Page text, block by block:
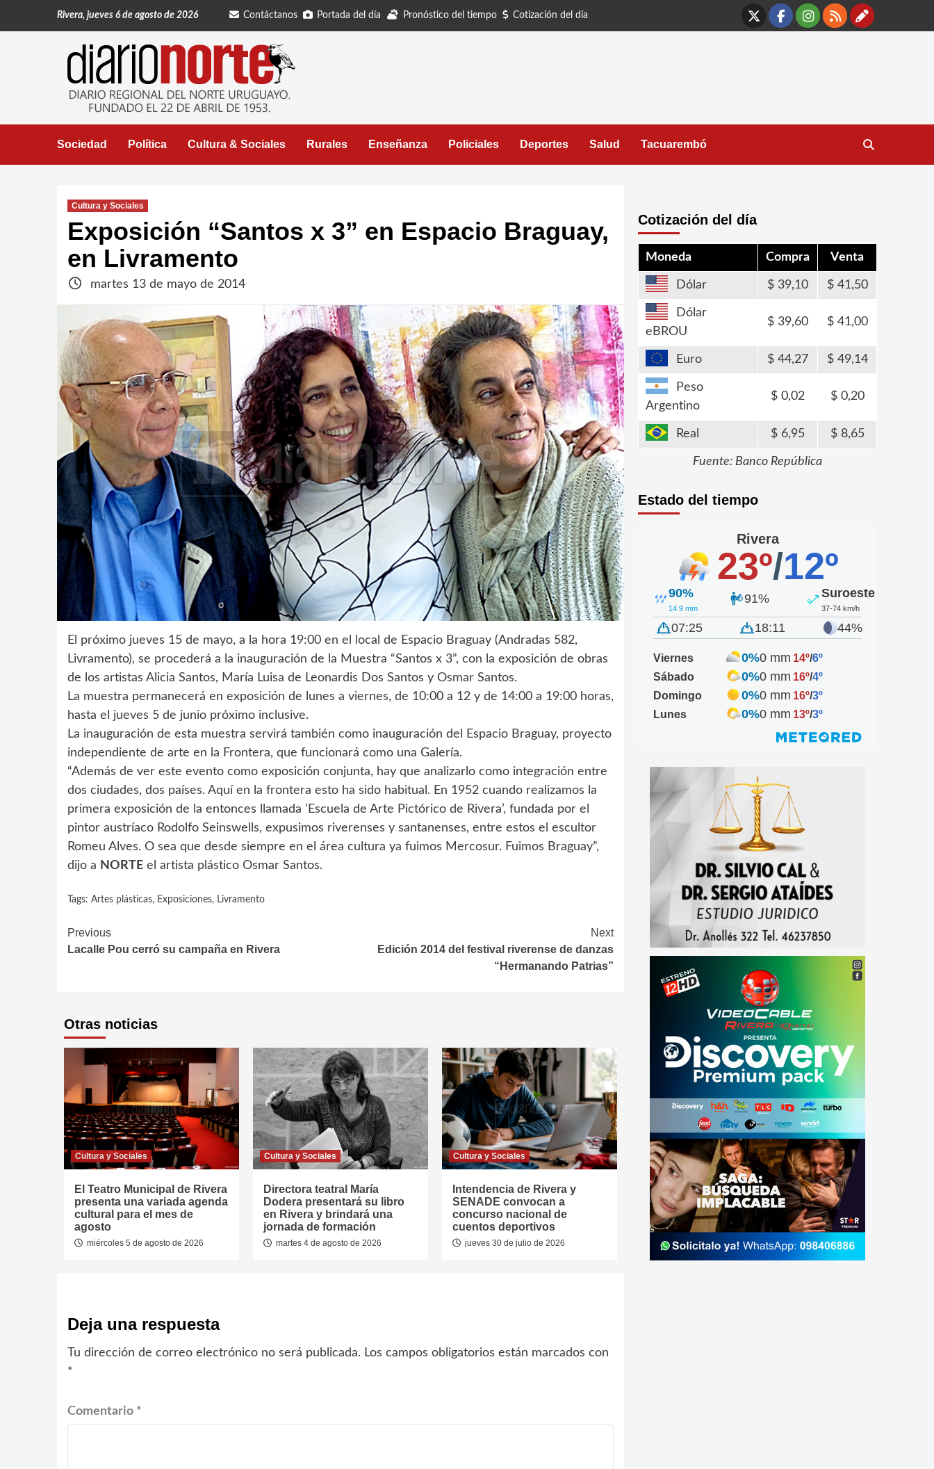
Rivera, jueves 6 de agosto de 2026 Contáctanos Portada del día Pronóstico del tiempo Cotización del día
X Facebook
Instagram
RSS
Sociedad Política Cultura & Sociales Rurales Enseñanza Policiales Deportes Salud Tacuarembó
Cultura y Sociales
Exposición “Santos x 3” en Espacio Braguay,
en Livramento
martes 13 de mayo de 2014
El próximo jueves 15 de mayo, a la hora 19:00 en el local de Espacio Braguay (Andradas 582,
Livramento), se procederá a la inauguración de la Muestra “Santos x 3”, con la exposición de obras
de los artistas Alicia Santos, María Luisa de Leonardis Dos Santos y Osmar Santos.
La muestra permanecerá en exposición de lunes a viernes, de 10:00 a 12 y de 14:00 a 19:00 horas,
hasta el jueves 5 de junio próximo inclusive.
La inauguración de esta muestra servirá también como inauguración del Espacio Braguay, proyecto
independiente de arte en la Frontera, que funcionará como una Galería.
“Además de ver este evento como exposición conjunta, hay que analizarlo como integración entre
dos ciudades, dos países. Aquí en la frontera esto ha sido habitual. En 1952 cuando realizamos la
primera exposición de la entonces llamada ‘Escuela de Arte Pictórico de Rivera’, fundada por el
pintor austríaco Rodolfo Seinswells, expusimos riverenses y santanenses, entre estos el escultor
Romeu Alves. O sea que desde siempre en el área cultura ya fuimos Mercosur. Fuimos Braguay”,
dijo a NORTE el artista plástico Osmar Santos.
Tags: Artes plásticas, Exposiciones, Livramento
Continue
Reading
Previous
Lacalle Pou cerró su campaña en Rivera
Next
Edición 2014 del festival riverense de danzas
“Hermanando Patrias”
Otras noticias
Cultura y Sociales
El Teatro Municipal de Rivera
presenta una variada agenda
cultural para el mes de
agosto
miércoles 5 de agosto de 2026
Cultura y Sociales
Directora teatral María
Dodera presentará su libro
en Rivera y brindará una
jornada de formación
martes 4 de agosto de 2026
Cultura y Sociales
Intendencia de Rivera y
SENADE convocan a
concurso nacional de
cuentos deportivos
jueves 30 de julio de 2026
Deja una respuesta
Tu dirección de correo electrónico no será publicada. Los campos obligatorios están marcados con
*
Comentario *
Cotización del día
Moneda Compra Venta
Dólar 39,10 41,50
Dólar
eBROU
39,60 41,00
Euro 44,27 49,14
Peso
Argentino
0,02 0,20
Real 6,95 8,65
Fuente: Banco República
Estado del tiempo
Rivera
23º/12º
90%
14.9 mm
91% Suroeste
37-74 km/h
07:25 18:11 44%
Viernes 0%0 mm 14º/6º
Sábado
0%0 mm 16º/4º
Domingo
0%0 mm 16º/3º
Lunes
0%0 mm 13º/3º